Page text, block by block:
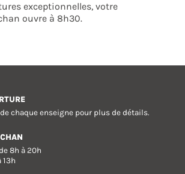
exceptionnelles, votre
ouvre à 8h30.
chaque enseigne pour plus de détails.
8h à 20h
13h